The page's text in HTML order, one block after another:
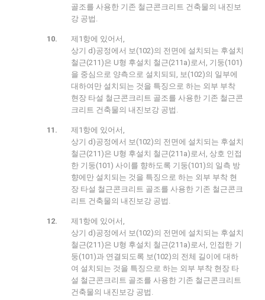
골조를 사용한 기존 철근콘크리트 건축물의 내진보
강 공법.
제1항에 있어서,
상기 d)공정에서 보(102)의 전면에 설치되는 후설치
철근(211)은 U형 후설치 철근(211a)로서, 기둥(101)
을 중심으로 양측으로 설치되되, 보(102)의 일부에
대하여만 설치되는 것을 특징으로 하는 외부 부착
현장 타설 철근콘크리트 골조를 사용한 기존 철근콘
크리트 건축물의 내진보강 공법.
제1항에 있어서,
상기 d)공정에서 보(102)의 전면에 설치되는 후설치
철근(211)은 U형 후설치 철근(211a)로서, 상호 인접
한 기둥(101) 사이를 향하도록 기둥(101)의 일측 방
향에만 설치되는 것을 특징으로 하는 외부 부착 현
장 타설 철근콘크리트 골조를 사용한 기존 철근콘크
리트 건축물의 내진보강 공법.
제1항에 있어서,
상기 d)공정에서 보(102)의 전면에 설치되는 후설치
철근(211)은 U형 후설치 철근(211a)로서, 인접한 기
둥(101)과 연결되도록 보(102)의 전체 길이에 대하
여 설치되는 것을 특징으로 하는 외부 부착 현장 타
설 철근콘크리트 골조를 사용한 기존 철근콘크리트
건축물의 내진보강 공법.